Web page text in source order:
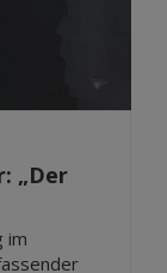
„Der
im